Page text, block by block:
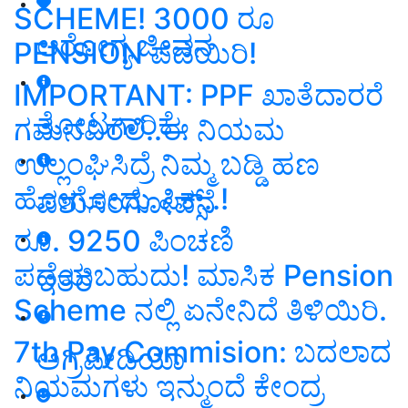
ಆರೋಗ್ಯ ಜೀವನ
ತೋಟಗಾರಿಕೆ
ಪಶುಸಂಗೋಪನೆ
ಇತರೆ
ಅಗ್ರಿಪೀಡಿಯಾ
SCHEME! 3000 ರೂ
PENSION ಪಡೆಯಿರಿ!
IMPORTANT: PPF ಖಾತೆದಾರರೆ
ಗಮನವಿರಲಿ..ಈ ನಿಯಮ
ಉಲ್ಲಂಘಿಸಿದ್ರೆ ನಿಮ್ಮ ಬಡ್ಡಿ ಹಣ
ಹೋಗೋದು ಫಿಕ್ಸ್‌..!
ರೂ. 9250 ಪಿಂಚಣಿ
ಪಡೆಯಬಹುದು! ಮಾಸಿಕ Pension
Scheme ನಲ್ಲಿ ಏನೇನಿದೆ ತಿಳಿಯಿರಿ.
7th Pay Commision: ಬದಲಾದ
ನಿಯಮಗಳು ಇನ್ಮುಂದೆ ಕೇಂದ್ರ